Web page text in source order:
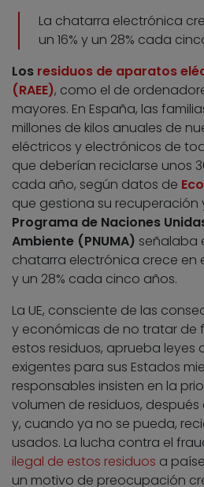
La chatarra electrónica
un 16% y un 28% cada
Los residuos de aparatos
(RAEE), como el de
mayores. En España, las
millones de kilos anuales de
eléctricos y electrónicos de
que deberían reciclarse unos
cada año, según datos de
que gestiona su recuperación
Programa de Naciones
Ambiente (PNUMA) señalaba
chatarra electrónica crece en
y un 28% cada cinco años.
La UE, consciente de las
y económicas de no tratar
estos residuos, aprueba leyes
exigentes para sus Estados
responsables insisten en la
volumen de residuos, después
y, cuando ya no se pueda,
usados. La lucha contra el
ilegal de estos residuos a
un motivo de preocupación